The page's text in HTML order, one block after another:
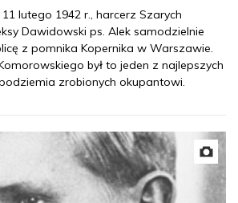
lutego 1942 r., harcerz Szarych
Dawidowski ps. Alek samodzielnie
z pomnika Kopernika w Warszawie.
był to jeden z najlepszych
zrobionych okupantowi.